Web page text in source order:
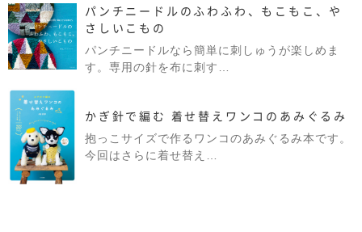
パンチニードルのふわふわ、もこもこ、や
さしいこもの
パンチニードルなら簡単に刺しゅうが楽しめま
す。専用の針を布に刺す…
かぎ針で編む 着せ替えワンコのあみぐるみ
抱っこサイズで作るワンコのあみぐるみ本です。
今回はさらに着せ替え…